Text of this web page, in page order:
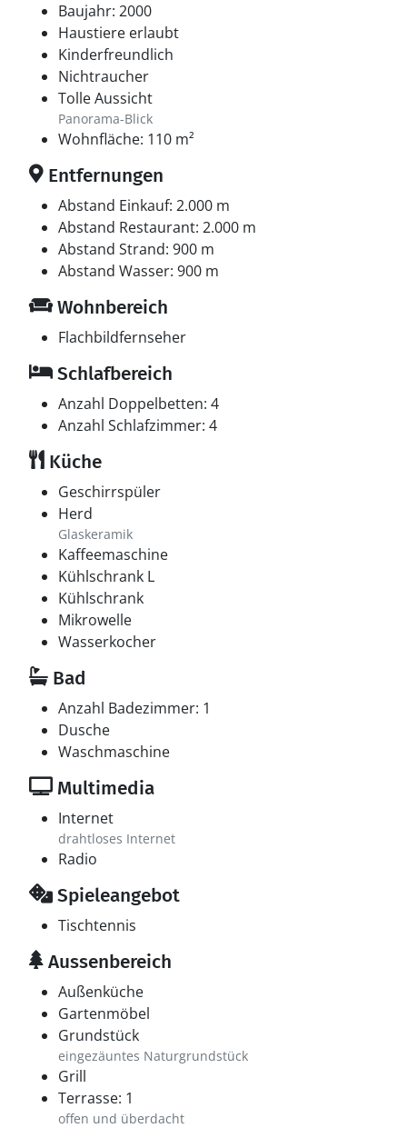
Strand liegt in der Nähe von Djurs Sommerland und
mehreren Tierparks.
Die Region ist bekannt für ihre ruhigen Strände und
einzigartigen Küstenlandschaften. Wandern und
Radfahren in der Natur sind hier besonders
empfehlenswert.
Dieses Ferienhaus ist ideal für alle, die eine
Kombination aus Natur, Komfort und Aktivitäten
suchen.
Baujahr: 2000
Haustiere erlaubt
Kinderfreundlich
Nichtraucher
Tolle Aussicht
Panorama-Blick
Wohnfläche: 110 m²
Entfernungen
Abstand Einkauf: 2.000 m
Abstand Restaurant: 2.000 m
Abstand Strand: 900 m
Abstand Wasser: 900 m
Wohnbereich
Flachbildfernseher
Schlafbereich
Anzahl Doppelbetten: 4
Anzahl Schlafzimmer: 4
Küche
Geschirrspüler
Herd
Glaskeramik
Kaffeemaschine
Kühlschrank L
Kühlschrank
Mikrowelle
Wasserkocher
Bad
Anzahl Badezimmer: 1
Dusche
Waschmaschine
Multimedia
Internet
drahtloses Internet
Radio
Spieleangebot
Tischtennis
Aussenbereich
Außenküche
Gartenmöbel
Grundstück
eingezäuntes Naturgrundstück
Grill
Terrasse: 1
offen und überdacht